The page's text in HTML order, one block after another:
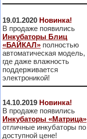
19.01.2020 Новинка!
В продаже появились
Инкубаторы Блиц
«БАЙКАЛ» полностью
автоматическая модель,
где даже влажность
поддерживается
электроникой!
14.10.2019 Новинка!
В продаже появились
Инкубаторы «Матрица»
отличные инкубаторы по
доступной цене!